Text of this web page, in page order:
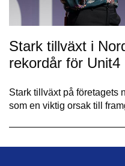
Stark tillväxt i
rekordår för Unit4
Stark tillväxt på företagets
som en viktig orsak till